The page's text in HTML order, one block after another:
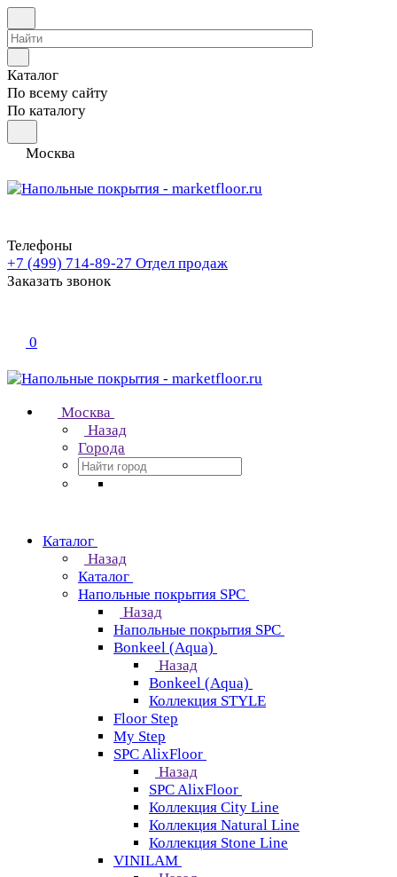
Каталог
По всему сайту
По каталогу
Москва
Телефоны
+7 (499) 714-89-27 Отдел продаж
Заказать звонок
0
Москва
Назад
Города
Каталог
Назад
Каталог
Напольные покрытия SPC
Назад
Напольные покрытия SPC
Bonkeel (Aqua)
Назад
Bonkeel (Aqua)
Коллекция STYLE
Floor Step
My Step
SPC AlixFloor
Назад
SPC AlixFloor
Коллекция City Line
Коллекция Natural Line
Коллекция Stone Line
VINILAM